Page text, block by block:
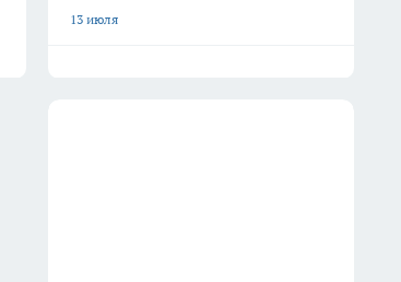
13 июля